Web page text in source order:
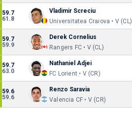
59.7
61.8
Vladimir Screciu
Universitatea Craiova • V (CL)
59.7
59.9
Derek Cornelius
Rangers FC • V (CL)
59.7
63.0
Nathaniel Adjei
FC Lorient • V (CR)
59.6
59.6
Renzo Saravia
Valencia CF • V (CR)